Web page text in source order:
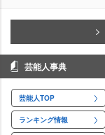
芸能人事典
芸能人TOP
ランキング情報